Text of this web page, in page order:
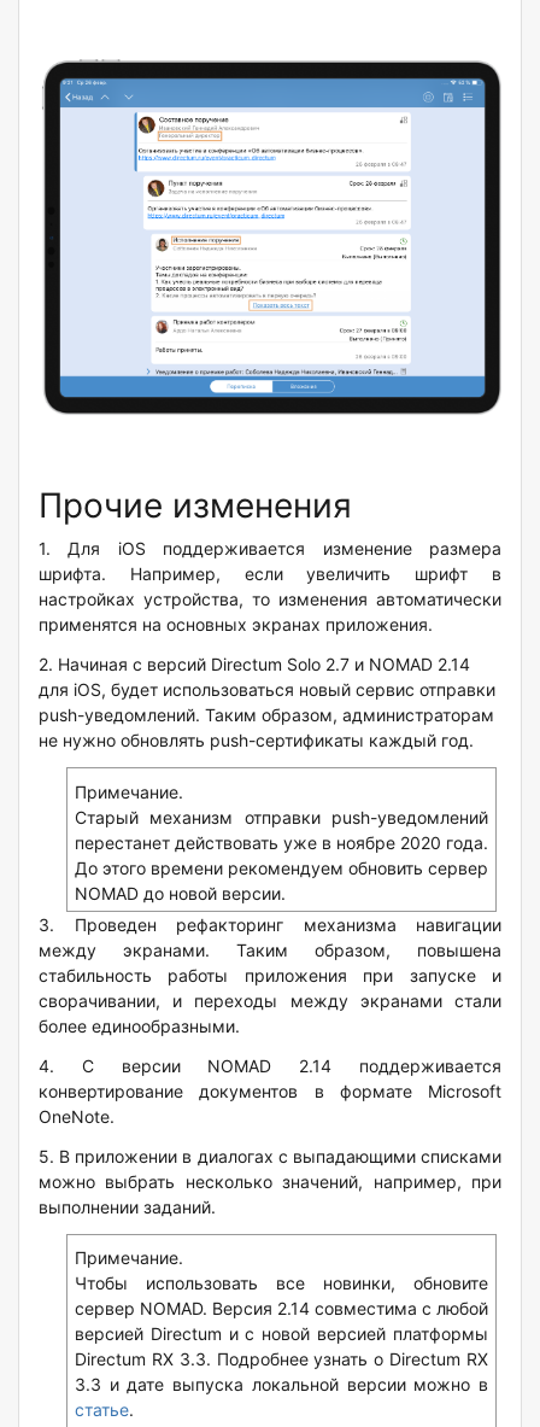
Прочие изменения
1. Для iOS поддерживается изменение размера
шрифта. Например, если увеличить шрифт в
настройках устройства, то изменения автоматически
применятся на основных экранах приложения.
2. Начиная с версий Directum Solo 2.7 и NOMAD 2.14
для iOS, будет использоваться новый сервис отправки
push-уведомлений. Таким образом, администраторам
не нужно обновлять push-сертификаты каждый год.
Примечание.
Старый механизм отправки push-уведомлений
перестанет действовать уже в ноябре 2020 года.
До этого времени рекомендуем обновить сервер
NOMAD до новой версии.
3. Проведен рефакторинг механизма навигации
между экранами. Таким образом, повышена
стабильность работы приложения при запуске и
сворачивании, и переходы между экранами стали
более единообразными.
4. С версии NOMAD 2.14 поддерживается
конвертирование документов в формате Microsoft
OneNote.
5. В приложении в диалогах с выпадающими списками
можно выбрать несколько значений, например, при
выполнении заданий.
Примечание.
Чтобы использовать все новинки, обновите
сервер NOMAD. Версия 2.14 совместима с любой
версией Directum и с новой версией платформы
Directum RX 3.3. Подробнее узнать о Directum RX
3.3 и дате выпуска локальной версии можно в
статье.